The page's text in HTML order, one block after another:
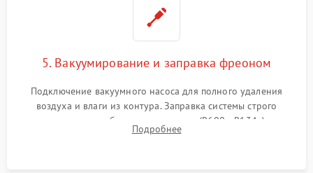
5. Вакуумирование и заправка фреоном
Подключение вакуумного насоса для полного удаления
воздуха и влаги из контура. Заправка системы строго
дозированным объемом хладагента (R600a, R134a) по
электронным весам. Контроль рабочего давления в системе.
Подробнее